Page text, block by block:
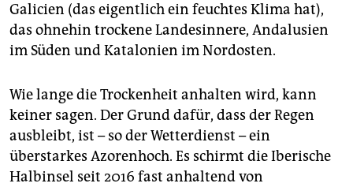
Galicien (das eigentlich ein feuchtes Klima hat),
das ohnehin trockene Landesinnere, Andalusien
im Süden und Katalonien im Nordosten.
Wie lange die Trockenheit anhalten wird, kann
keiner sagen. Der Grund dafür, dass der Regen
ausbleibt, ist – so der Wetterdienst – ein
überstarkes Azorenhoch. Es schirmt die Iberische
Halbinsel seit 2016 fast anhaltend von